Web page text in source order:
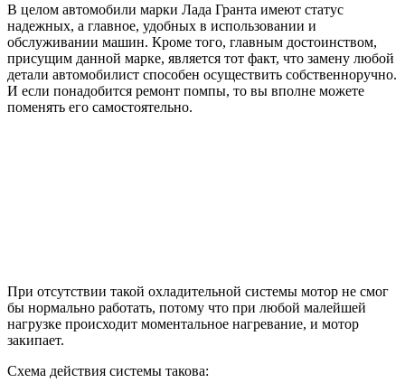
В целом автомобили марки Лада Гранта имеют статус
надежных, а главное, удобных в использовании и
обслуживании машин. Кроме того, главным достоинством,
присущим данной марке, является тот факт, что замену любой
детали автомобилист способен осуществить собственноручно.
И если понадобится ремонт помпы, то вы вполне можете
поменять его самостоятельно.
При отсутствии такой охладительной системы мотор не смог
бы нормально работать, потому что при любой малейшей
нагрузке происходит моментальное нагревание, и мотор
закипает.
Схема действия системы такова: